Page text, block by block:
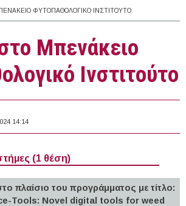
ΦΥΤΟΠΑΘΟΛΟΓΙΚΌ ΙΝΣΤΙΤΟΎΤΟ
Μπενάκειο
Ινστιτούτο
14:14
(1 θέση)
πλαίσιο του προγράμματος με τίτλο:
Tools: Novel digital tools for weed